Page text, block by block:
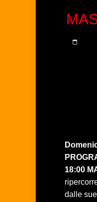
18:00
dalle